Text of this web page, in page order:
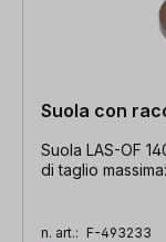
Suola con
Suola LAS-OF
di taglio
n. art.: F-493233